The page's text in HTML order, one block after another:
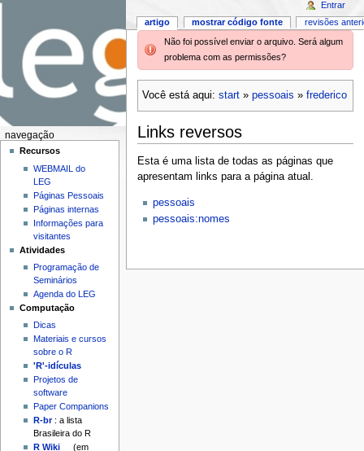
Não foi possível enviar o arquivo. Será algum
problema com as permissões?
Você está aqui: start» pessoais » frederico
Links reversos
Esta é uma lista de todas as páginas que
apresentam links para a página atual.
pessoais
pessoais:nomes
artigo mostrar código fonte revisões
Entrar
navegação
Recursos
WEBMAIL do
LEG
Páginas Pessoais
Páginas internas
Informações para
visitantes
Atividades
Programação de
Seminários
Agenda do LEG
Computação
Dicas
Materiais e cursos
sobre o R
'R'-idículas
Projetos de
software
Paper Companions
R-br: a lista
Brasileira do R
R Wiki
(em